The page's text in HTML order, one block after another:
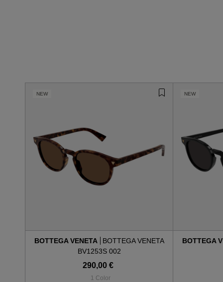
NEW
BOTTEGA VENETA
BOTTEGA VENETA
BV1253S 002
290,00 €
1 Color
NEW
BOTTEGA